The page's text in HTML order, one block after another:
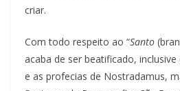
criar.
Com todo respeito ao “Santo
acaba de ser beatificado,
e as profecias de Nostradamus,